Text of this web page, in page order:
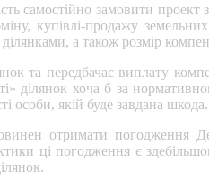
самостійно замовити
купівлі-продажу
а також розмір
та передбачає виплату
ділянок хоча б за
особи, якій буде завдана шкода.
отримати погодження
ці погодження є